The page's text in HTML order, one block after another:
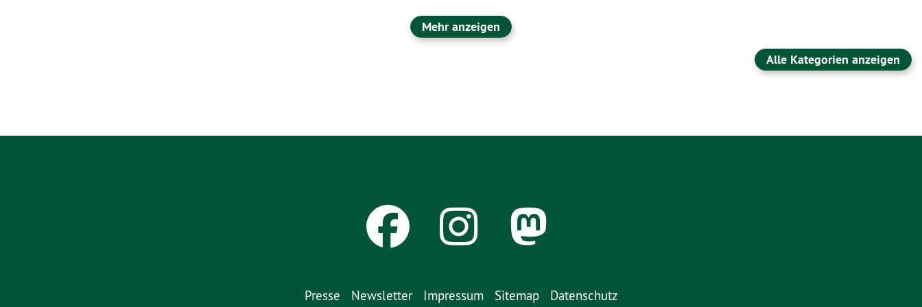
Mehr anzeigen
Alle Kategorien anzeigen
Presse Newsletter Impressum Sitemap Datenschutz